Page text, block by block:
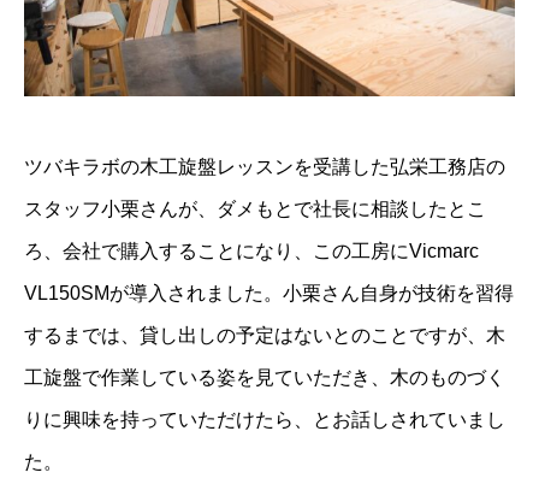
ツバキラボの木工旋盤レッスンを受講した弘栄工務店の
スタッフ小栗さんが、ダメもとで社長に相談したとこ
ろ、会社で購入することになり、この工房にVicmarc
VL150SMが導入されました。小栗さん自身が技術を習得
するまでは、貸し出しの予定はないとのことですが、木
工旋盤で作業している姿を見ていただき、木のものづく
りに興味を持っていただけたら、とお話しされていまし
た。